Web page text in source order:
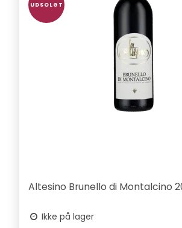
UDSOLGT
Altesino Brunello di Montalcino
Ikke på lager